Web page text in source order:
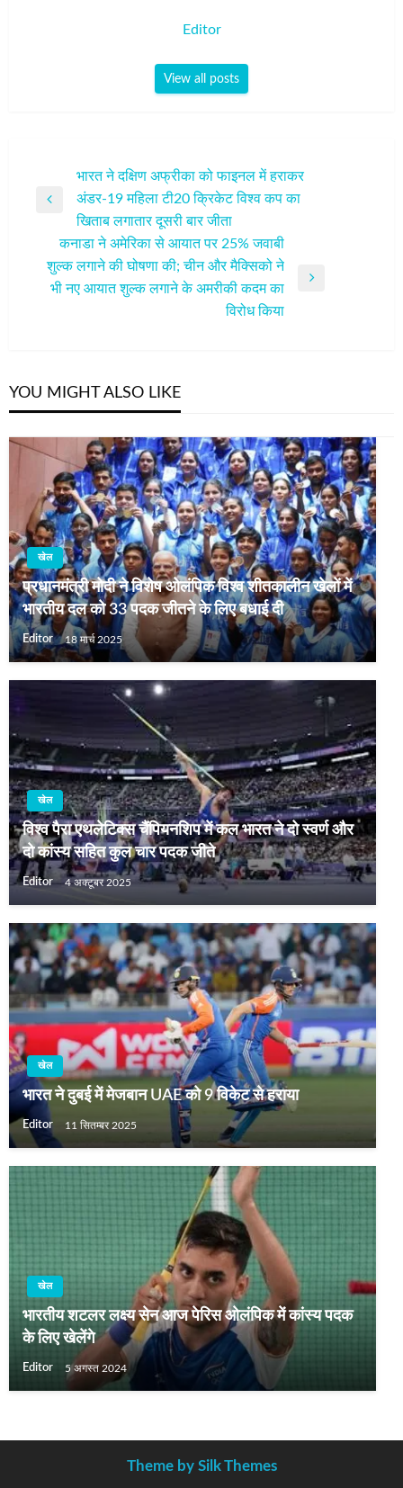
Editor
View all posts
नेविगेशन
भारत ने दक्षिण अफ्रीका को फाइनल में हराकर
अंडर-19 महिला टी20 क्रिकेट विश्व कप का
खिताब लगातार दूसरी बार जीता
Next
कनाडा ने अमेरिका से आयात पर 25% जवाबी
शुल्क लगाने की घोषणा की; चीन और मैक्सिको ने
भी नए आयात शुल्क लगाने के अमरीकी कदम का
विरोध किया
YOU MIGHT ALSO LIKE
खेल
प्रधानमंत्री मोदी ने विशेष ओलंपिक विश्व शीतकालीन खेलों में
भारतीय दल को 33 पदक जीतने के लिए बधाई दी
Editor 18 मार्च 2025
खेल
विश्व पैरा एथलेटिक्स चैंपियनशिप में कल भारत ने दो स्वर्ण और
दो कांस्य सहित कुल चार पदक जीते
Editor 4 अक्टूबर 2025
खेल
भारत ने दुबई में मेजबान UAE को 9 विकेट से हराया
Editor 11 सितम्बर 2025
खेल
भारतीय शटलर लक्ष्य सेन आज पेरिस ओलंपिक में कांस्य पदक
के लिए खेलेंगे
Editor 5 अगस्त 2024
Theme by Silk Themes